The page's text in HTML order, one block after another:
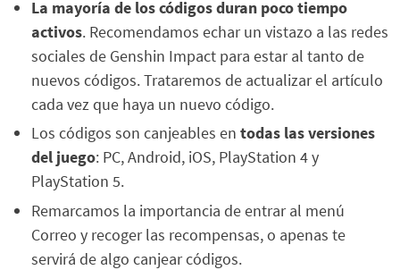
La mayoría de los códigos duran poco tiempo
activos. Recomendamos echar un vistazo a las redes
sociales de Genshin Impact para estar al tanto de
nuevos códigos. Trataremos de actualizar el artículo
cada vez que haya un nuevo código.
Los códigos son canjeables en todas las versiones
del juego: PC, Android, iOS, PlayStation 4 y
PlayStation 5.
Remarcamos la importancia de entrar al menú
Correo y recoger las recompensas, o apenas te
servirá de algo canjear códigos.